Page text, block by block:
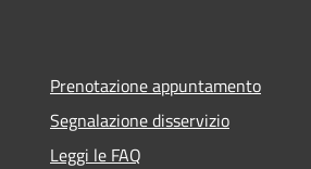
Prenotazione appuntamento
Segnalazione disservizio
Leggi le FAQ